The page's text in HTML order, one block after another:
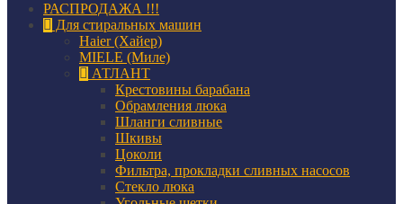
РАСПРОДАЖА !!!
Для стиральных машин
Haier (Хайер)
MIELE (Миле)
АТЛАНТ
Крестовины барабана
Обрамления люка
Шланги сливные
Шкивы
Цоколи
Фильтра, прокладки сливных насосов
Стекло люка